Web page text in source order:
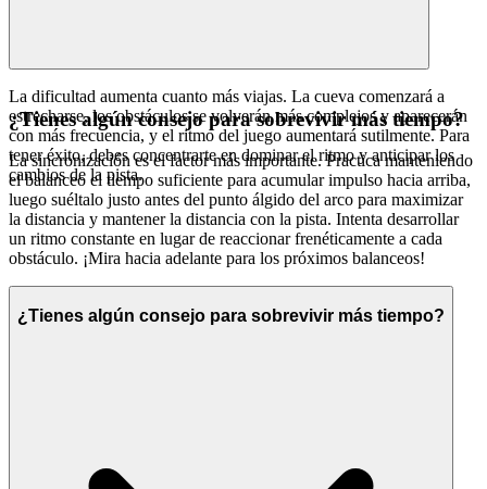
La dificultad aumenta cuanto más viajas. La cueva comenzará a
estrecharse, los obstáculos se volverán más complejos y aparecerán
con más frecuencia, y el ritmo del juego aumentará sutilmente. Para
tener éxito, debes concentrarte en dominar el ritmo y anticipar los
cambios de la pista.
¿Tienes algún consejo para sobrevivir más tiempo?
La sincronización es el factor más importante. Practica manteniendo
el balanceo el tiempo suficiente para acumular impulso hacia arriba,
luego suéltalo justo antes del punto álgido del arco para maximizar
la distancia y mantener la distancia con la pista. Intenta desarrollar
un ritmo constante en lugar de reaccionar frenéticamente a cada
obstáculo. ¡Mira hacia adelante para los próximos balanceos!
¿Tienes algún consejo para sobrevivir más tiempo?